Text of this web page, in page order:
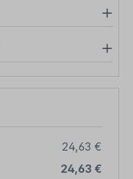
24,63 €
24,63 €